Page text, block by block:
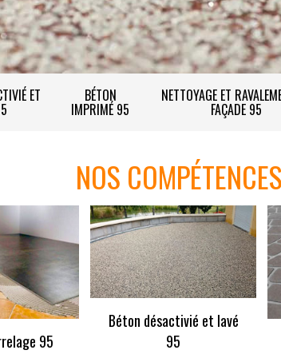
ET BÉTON
IMPRIMÉ 95
NETTOYAGE ET
FAÇADE 95
NOS COMPÉTENCES
95
Béton désactivié et lavé
95